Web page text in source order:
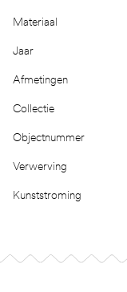
Materiaal
Jaar
Afmetingen
Collectie
Objectnummer
Verwerving
Kunststroming